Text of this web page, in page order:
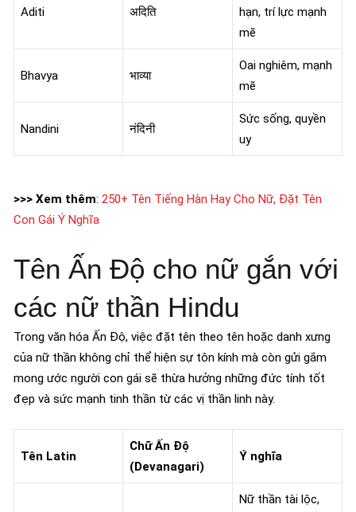
Aditi अदिति
hạn, trí lực mạnh
mẽ
Bhavya भाव्या
Oai nghiêm, mạnh
mẽ
Nandini नंदिनी
Sức sống, quyền
uy
>>> Xem thêm: 250+ Tên Tiếng Hàn Hay Cho Nữ, Đặt Tên
Con Gái Ý Nghĩa
Tên Ấn Độ cho nữ gắn với
các nữ thần Hindu
Trong văn hóa Ấn Độ, việc đặt tên theo tên hoặc danh xưng
của nữ thần không chỉ thể hiện sự tôn kính mà còn gửi gắm
mong ước người con gái sẽ thừa hưởng những đức tính tốt
đẹp và sức mạnh tinh thần từ các vị thần linh này.
Tên Latin
Chữ Ấn Độ
(Devanagari)
Ý nghĩa
Nữ thần tài lộc,